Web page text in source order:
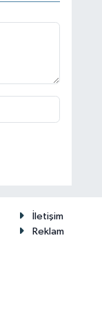
İletişim
Reklam